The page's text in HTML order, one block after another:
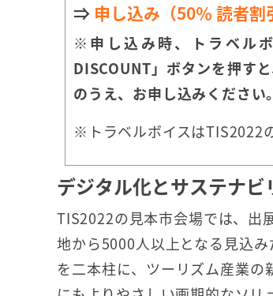
⇒ 申し込み（50％ 読者割
※申し込み時、トラベル
DISCOUNT」ボタンを押す
のうえ、お申し込みください。
※トラベルボイスはTIS2022
デジタル化とサステナ
TIS2022の見本市会場では、出
地から5000人以上となる見込
を二本柱に、ツーリズム産業